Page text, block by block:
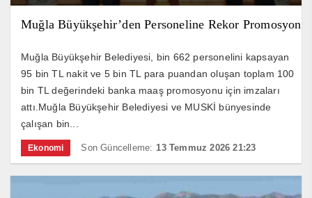
Muğla Büyükşehir’den Personeline Rekor Promosyon
Muğla Büyükşehir Belediyesi, bin 662 personelini kapsayan
95 bin TL nakit ve 5 bin TL para puandan oluşan toplam 100
bin TL değerindeki banka maaş promosyonu için imzaları
attı.Muğla Büyükşehir Belediyesi ve MUSKİ bünyesinde
çalışan bin...
Ekonomi Son Güncelleme: 13 Temmuz 2026 21:23